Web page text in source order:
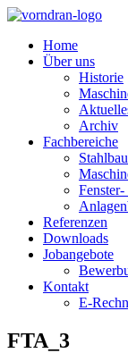
Home
Über uns
Historie
Archiv
Fachbereiche
Stahlbau
Fenster-
Referenzen
Downloads
Jobangebote
Kontakt
E-
FTA_3